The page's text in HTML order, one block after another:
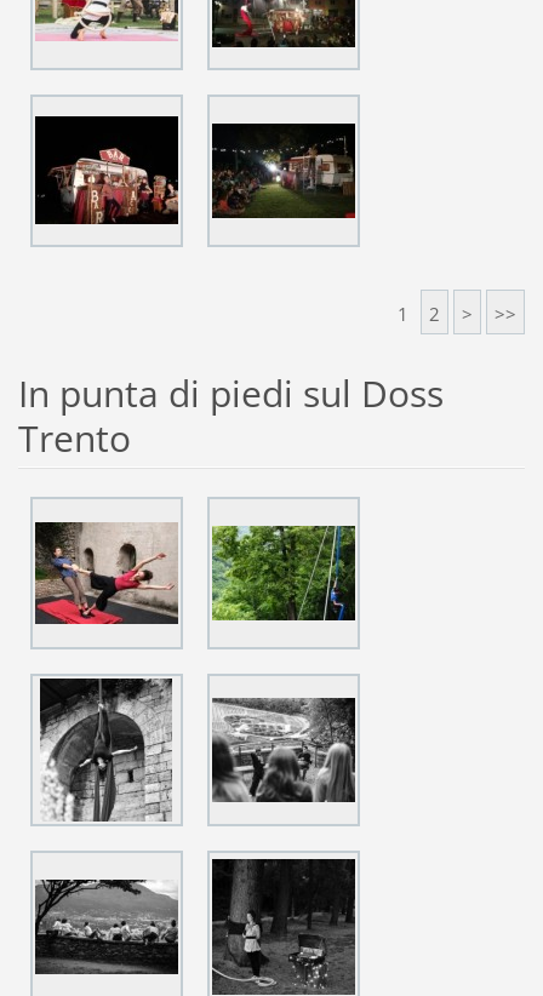
1 2 > >>
In punta di piedi sul Doss
Trento